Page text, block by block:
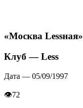
«Москва Lessная»
Клуб — Less
Дата — 05/09/1997
👁72